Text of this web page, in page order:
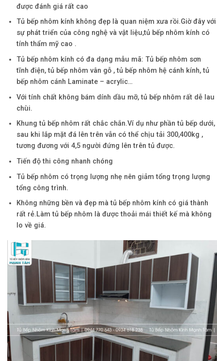
được đánh giá rất cao
Tủ bếp nhôm kính không đẹp là quan niệm xưa rồi.Giờ đây với
sự phát triển của công nghệ và vật liệu,tủ bếp nhôm kính có
tính thẩm mỹ cao .
Tủ bếp nhôm kính có đa dạng mẫu mã: Tủ bếp nhôm sơn
tĩnh điện, tủ bếp nhôm vân gỗ , tủ bếp nhôm hệ cánh kính, tủ
bếp nhôm cánh Laminate – acrylic…
Với tính chất không bám dính dầu mỡ, tủ bếp nhôm rất dễ lau
chùi.
Khung tủ bếp nhôm rất chắc chắn.Ví dụ như phần tủ bếp dưới,
sau khi lắp mặt đá lên trên vẫn có thể chịu tải 300,400kg ,
tương đương với 4,5 người đứng lên trên tủ được.
Tiến độ thi công nhanh chóng
Tủ bếp nhôm có trọng lượng nhẹ nên giảm tổng trọng lượng
tổng công trình.
Không những bền và đẹp mà tủ bếp nhôm kính có giá thành
rất rẻ.Làm tủ bếp nhôm là được thoải mái thiết kế mà không
lo về giá.